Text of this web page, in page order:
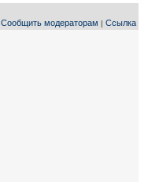
Сообщить модераторам | Ссылка